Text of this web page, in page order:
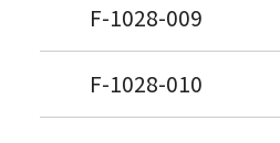
F-1028-009
F-1028-010